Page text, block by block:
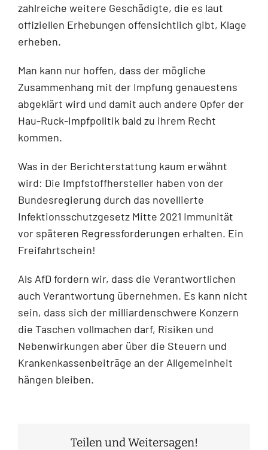
zahlreiche weitere Geschädigte, die es laut
offiziellen Erhebungen offensichtlich gibt, Klage
erheben.
Man kann nur hoffen, dass der mögliche
Zusammenhang mit der Impfung genauestens
abgeklärt wird und damit auch andere Opfer der
Hau-Ruck-Impfpolitik bald zu ihrem Recht
kommen.
Was in der Berichterstattung kaum erwähnt
wird: Die Impfstoffhersteller haben von der
Bundesregierung durch das novellierte
Infektionsschutzgesetz Mitte 2021 Immunität
vor späteren Regressforderungen erhalten. Ein
Freifahrtschein!
Als AfD fordern wir, dass die Verantwortlichen
auch Verantwortung übernehmen. Es kann nicht
sein, dass sich der milliardenschwere Konzern
die Taschen vollmachen darf, Risiken und
Nebenwirkungen aber über die Steuern und
Krankenkassenbeiträge an der Allgemeinheit
hängen bleiben.
Teilen und Weitersagen!